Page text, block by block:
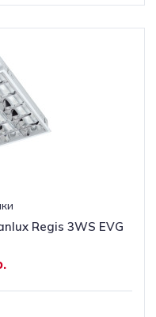
Regis 3WS EVG